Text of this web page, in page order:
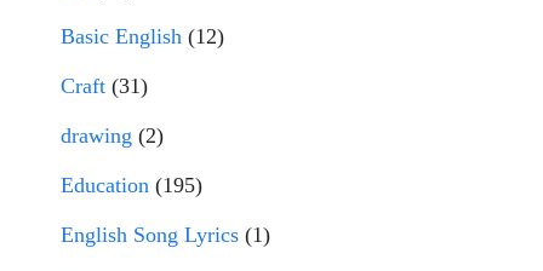
Basic English (12)
Craft (31)
drawing (2)
Education (195)
English Song Lyrics (1)